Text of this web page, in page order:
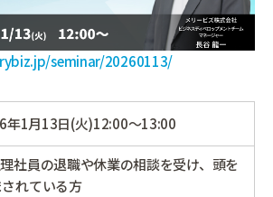
seminar/20260113/
年1月13日(火)12:00～13:00
社員の退職や休業の相談を受け、頭を
れている方